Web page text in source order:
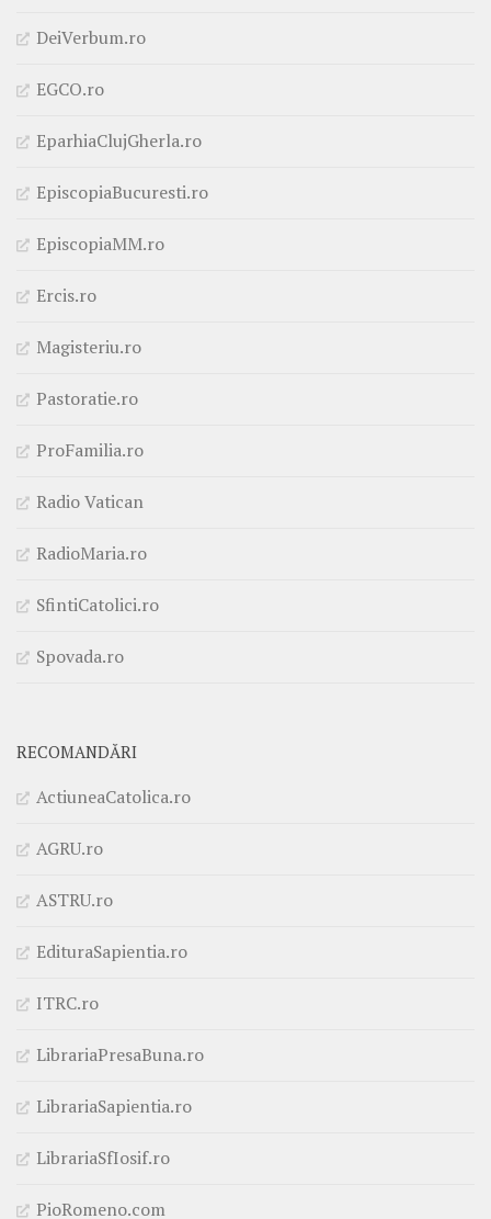
DeiVerbum.ro
EGCO.ro
EparhiaClujGherla.ro
EpiscopiaBucuresti.ro
EpiscopiaMM.ro
Ercis.ro
Magisteriu.ro
Pastoratie.ro
ProFamilia.ro
Radio Vatican
RadioMaria.ro
SfintiCatolici.ro
Spovada.ro
RECOMANDĂRI
ActiuneaCatolica.ro
AGRU.ro
ASTRU.ro
EdituraSapientia.ro
ITRC.ro
LibrariaPresaBuna.ro
LibrariaSapientia.ro
LibrariaSfIosif.ro
PioRomeno.com